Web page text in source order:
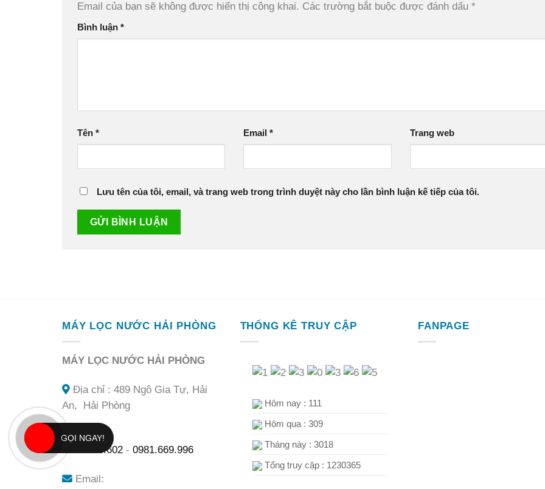
Email của bạn sẽ không được hiển thị công khai. Các trường bắt buộc được đánh dấu *
Bình luận *
Tên * Email* Trang web
Lưu tên của tôi, email, và trang web trong trình duyệt này cho lần bình luận kế tiếp của tôi.
MÁY LỌC NƯỚC HẢI PHÒNG
MÁY LỌC NƯỚC HẢI PHÒNG
Địa chỉ : 489 Ngô Gia Tự, Hải
An, Hải Phòng
Hotline:
0903.276.602 - 0981.669.996
Email:
THỐNG KÊ TRUY CẬP
Hôm nay : 111
Hôm qua : 309
Tháng này : 3018
Tổng truy cập : 1230365
FANPAGE
GỌI NGAY!